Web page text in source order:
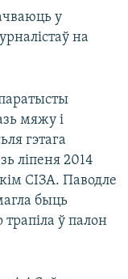
у
на
мяжу і
гэтага
ліпеня 2014
СІЗА. Паводле
быць
трапіла ў палон